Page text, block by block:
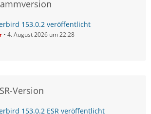
153.0.2 veröffentlicht
4. August 2026 um 22:28
Version
153.0.2 ESR veröffentlicht